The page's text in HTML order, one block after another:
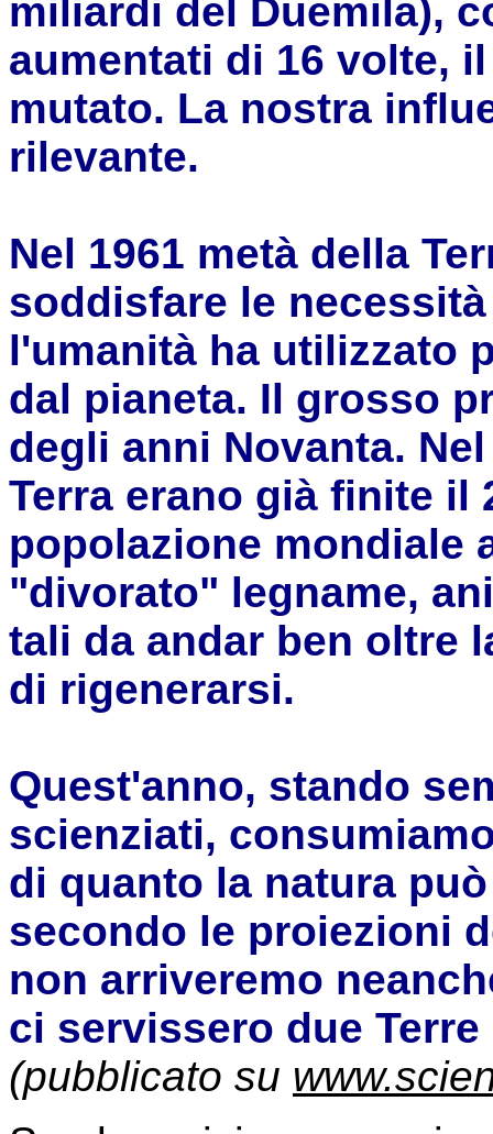
miliardi del Duemila),
aumentati di 16 volte,
mutato. La nostra
rilevante.
Nel 1961 metà della
soddisfare le
l'umanità ha utilizzato
dal pianeta. Il grosso
degli anni Novanta.
Terra erano già finite il
popolazione mondiale
"divorato" legname,
tali da andar ben oltre
di rigenerarsi.
Quest'anno, stando
scienziati,
di quanto la natura
secondo le proiezioni
non arriveremo
ci servissero due
(pubblicato su